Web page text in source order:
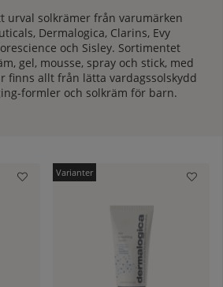
urval solkrämer från varumärken
Dermalogica, Clarins, Evy
och Sisley. Sortimentet
gel, mousse, spray och stick, med
finns allt från lätta vardagssolskydd
formler och solkräm för barn.